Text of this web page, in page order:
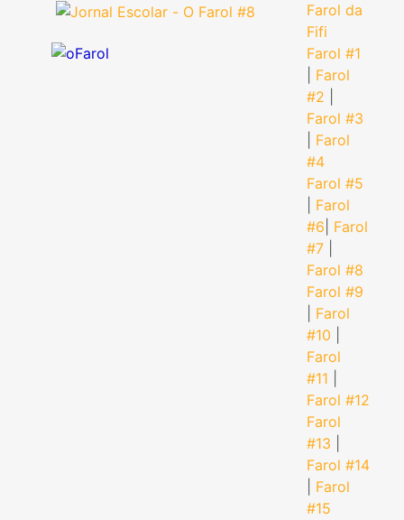
Farol da
Fifi
Farol #1
Farol
#2
Farol #3
Farol
#4
Farol #5
Farol
#6 Farol
#7
Farol #8
Farol #9
Farol
#10
Farol
#11
Farol #12
Farol
#13
Farol #14
Farol
#15